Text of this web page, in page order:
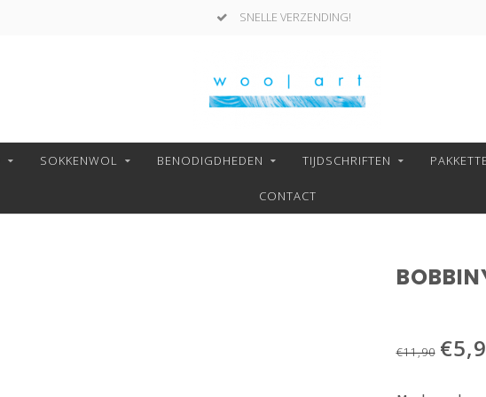
SNELLE VERZENDING!
SOKKENWOL BENODIGDHEDEN TIJDSCHRIFTEN
CONTACT
€11,90